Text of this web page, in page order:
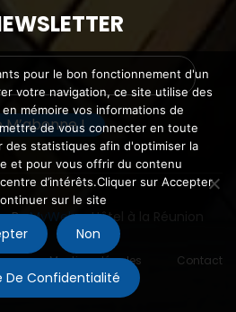
ByMyWeb–Hôtel à la Réunion
Mentions légales Contact
pour le bon fonctionnement d'un
votre navigation, ce site utilise des
mémoire vos informations de
de vous connecter en toute
des statistiques afin d'optimiser la
et pour vous offrir du contenu
d’intérêts.Cliquer sur Accepter
sur le site
Non
De Confidentialité